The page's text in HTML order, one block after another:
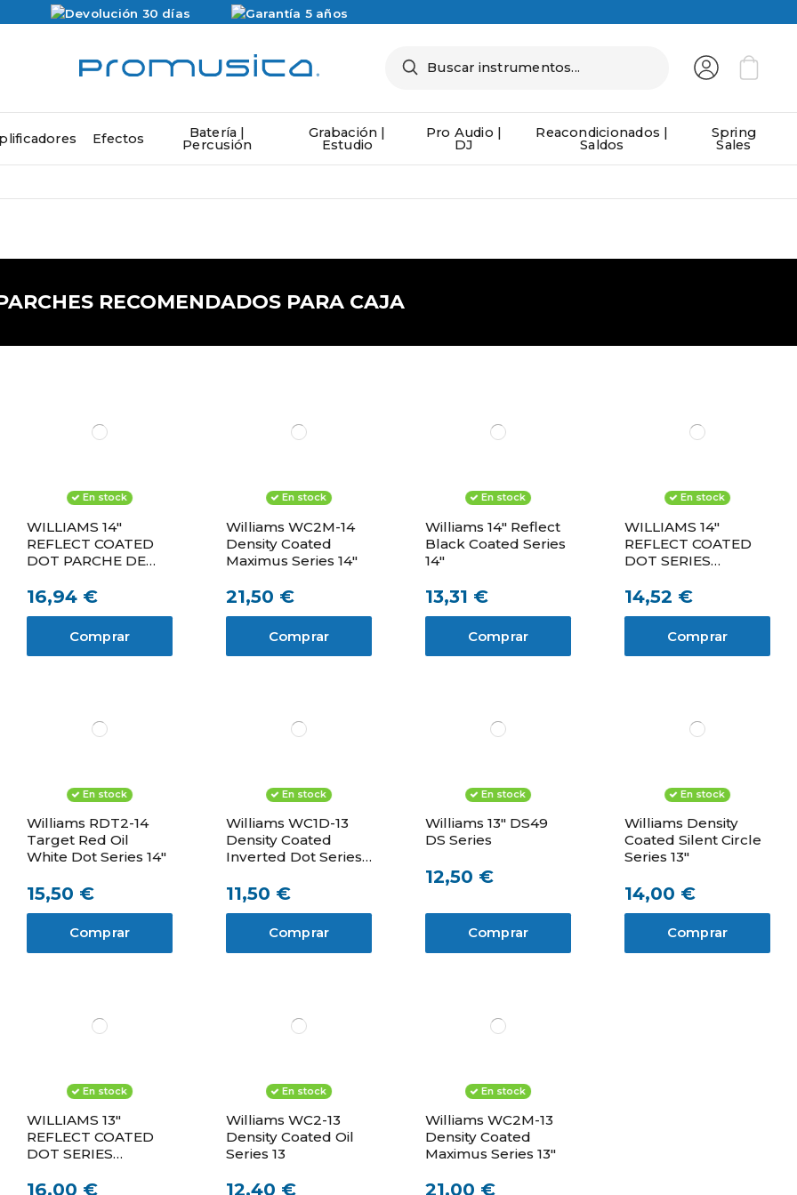
Efectos Batería |
Percusión
Grabación |
Estudio
Pro Audio |
DJ
Reacondicionados |
Saldos
Spring
Sales
RECOMENDADOS PARA CAJA
En stock
WILLIAMS 14"
REFLECT COATED
DOT PARCHE DE
16,94 €
Comprar
En stock
Williams WC2M-14
Density Coated
Maximus Series 14"
21,50 €
Comprar
En stock
Williams 14" Reflect
Black Coated Series
14"
13,31 €
Comprar
En stock
WILLIAMS 14"
REFLECT COATED
DOT SERIES
14,52 €
Comprar
En stock
Williams RDT2-14
Target Red Oil
White Dot Series 14"
15,50 €
Comprar
En stock
Williams WC1D-13
Density Coated
Inverted Dot Series
11,50 €
Comprar
En stock
Williams 13" DS49
DS Series
12,50 €
Comprar
En stock
Williams Density
Coated Silent Circle
Series 13"
14,00 €
Comprar
En stock
WILLIAMS 13"
REFLECT COATED
DOT SERIES
16,00 €
En stock
Williams WC2-13
Density Coated Oil
Series 13
12,40 €
En stock
Williams WC2M-13
Density Coated
Maximus Series 13"
21,00 €